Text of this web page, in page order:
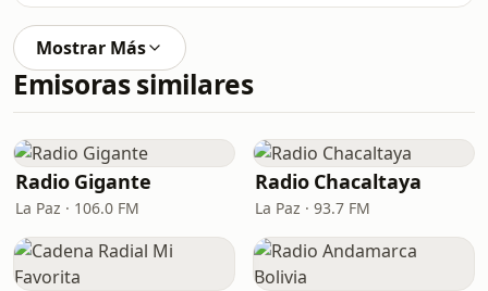
Mostrar Más
Emisoras similares
Radio Gigante
La Paz · 106.0 FM
Radio Chacaltaya
La Paz · 93.7 FM